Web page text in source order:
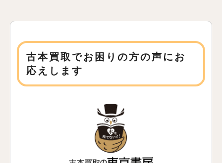
古本買取でお困りの方の声にお
応えします